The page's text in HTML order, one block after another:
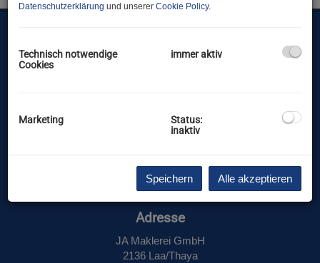
IMMOBILIEN
IMPRESSUM
Adresse
JA Maklerei GmbH
2136 Laa/Thaya
Datenschutzerklärung und unserer Cookie Policy.
Technisch notwendige
Cookies
immer aktiv
Marketing
Status:
inaktiv
Speichern Alle akzeptieren